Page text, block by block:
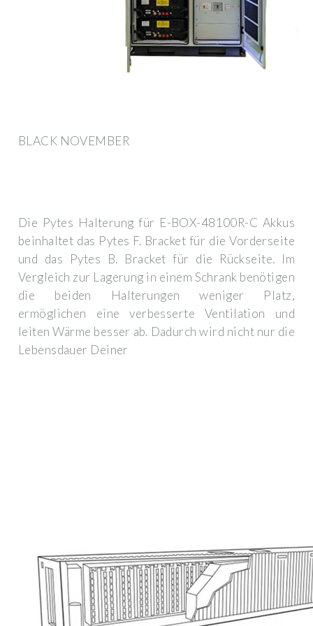
BLACK NOVEMBER
Die Pytes Halterung für E-BOX-48100R-C Akkus
beinhaltet das Pytes F. Bracket für die Vorderseite
und das Pytes B. Bracket für die Rückseite. Im
Vergleich zur Lagerung in einem Schrank benötigen
die beiden Halterungen weniger Platz,
ermöglichen eine verbesserte Ventilation und
leiten Wärme besser ab. Dadurch wird nicht nur die
Lebensdauer Deiner